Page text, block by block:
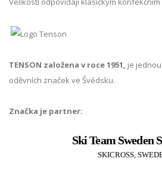
TENSON založena v roce 1951, je
oděvních značek ve Švédsku.
Značka je partner:
Ski Team Sweden
SKICROSS,